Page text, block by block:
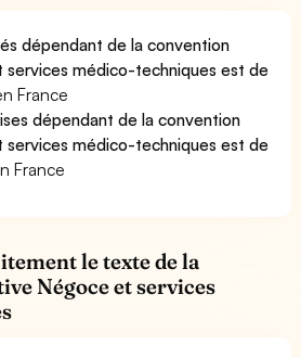
dépendant de la convention
médico-techniques est de
France
dépendant de la convention
médico-techniques est de
France
le texte de la
Négoce et services